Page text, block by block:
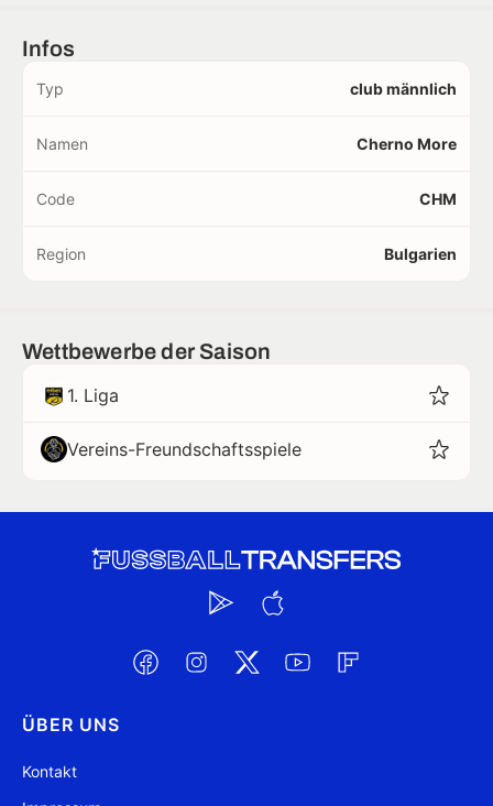
Infos
Typ club männlich
Namen Cherno More
Code CHM
Region Bulgarien
Wettbewerbe der Saison
1. Liga
Vereins-Freundschaftsspiele
ÜBER UNS
Kontakt